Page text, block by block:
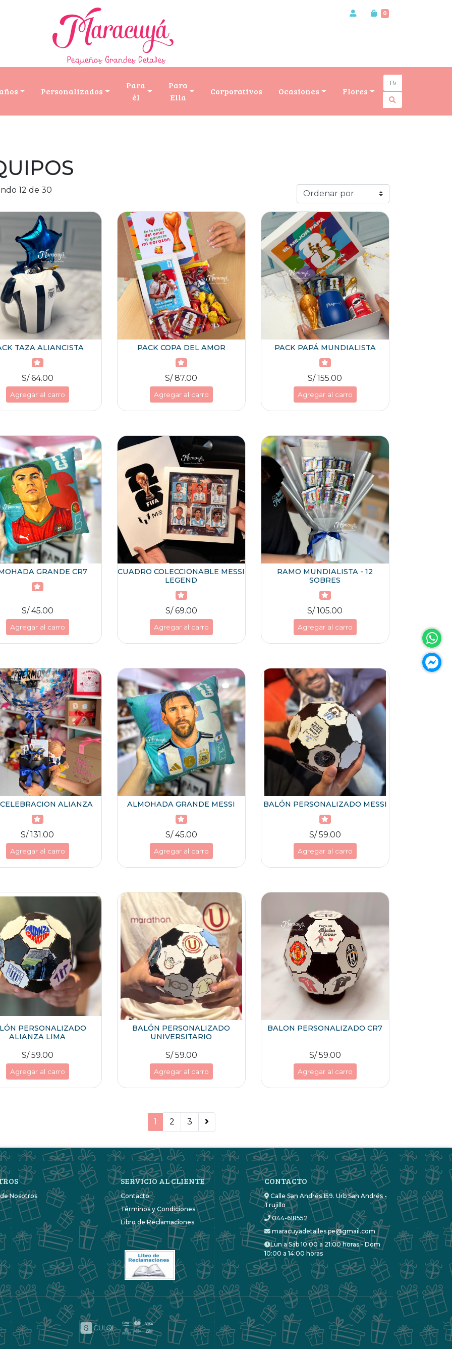
0
Personalizados
Para
él
Para
Ella
Corporativos Ocasiones Flores
12 de 30
TAZA ALIANCISTA
S/ 64.00
Agregar al carro
PACK COPA DEL AMOR
S/ 87.00
Agregar al carro
PACK PAPÁ MUNDIALISTA
S/ 155.00
Agregar al carro
GRANDE CR7
S/ 45.00
Agregar al carro
CUADRO COLECCIONABLE MESSI
LEGEND
S/ 69.00
Agregar al carro
RAMO MUNDIALISTA - 12
SOBRES
S/ 105.00
Agregar al carro
ALIANZA
S/ 131.00
Agregar al carro
ALMOHADA GRANDE MESSI
S/ 45.00
Agregar al carro
BALÓN PERSONALIZADO MESSI
S/ 59.00
Agregar al carro
PERSONALIZADO
ALIANZA LIMA
S/ 59.00
Agregar al carro
BALÓN PERSONALIZADO
UNIVERSITARIO
S/ 59.00
Agregar al carro
BALON PERSONALIZADO CR7
S/ 59.00
Agregar al carro
1 2 3
Nosotros
SERVICIO AL CLIENTE
Contacto
Términos y Condiciones
Libro de Reclamaciones
CONTACTO
Calle San Andrés 159. Urb San Andrés -
Trujillo
044-618552
maracuyadetalles.pe@gmail.com
Lun a Sáb 10:00 a 21:00 horas - Dom
10:00 a 14:00 horas